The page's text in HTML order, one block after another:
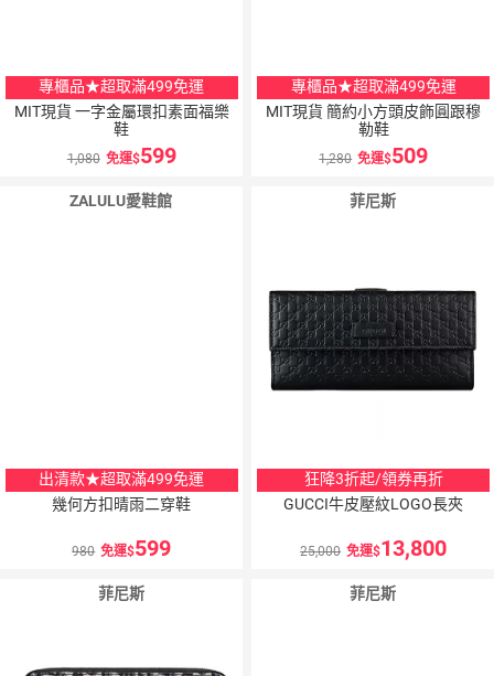
專櫃品★超取滿499免運
MIT現貨 一字金屬環扣素面福樂
鞋
1,080 免運 599
專櫃品★超取滿499免運
MIT現貨 簡約小方頭皮飾圓跟穆
勒鞋
1,280 免運 509
ZALULU愛鞋館
出清款★超取滿499免運
幾何方扣晴雨二穿鞋
980 免運 599
菲尼斯
狂降3折起/領券再折
GUCCI牛皮壓紋LOGO長夾
25,000 免運 13,800
菲尼斯 菲尼斯